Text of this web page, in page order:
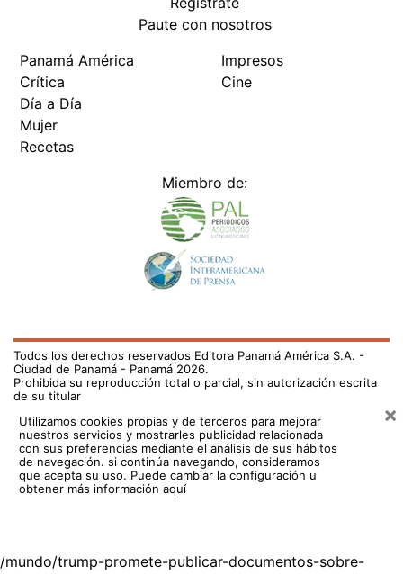
Paute con nosotros
Panamá América
Crítica
Día a Día
Mujer
Recetas
Impresos
Cine
Miembro de:
Todos los derechos reservados Editora Panamá América S.A. -
Ciudad de Panamá - Panamá 2026.
Prohibida su reproducción total o parcial, sin autorización escrita
de su titular
Utilizamos cookies propias y de terceros para mejorar
nuestros servicios y mostrarles publicidad relacionada
con sus preferencias mediante el análisis de sus hábitos
de navegación. si continúa navegando, consideramos
que acepta su uso. Puede cambiar la configuración u
obtener más información aquí
×
/mundo/trump-promete-publicar-documentos-sobre-